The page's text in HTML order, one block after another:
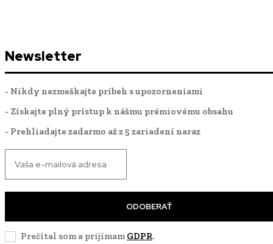
Newsletter
- Nikdy nezmeškajte príbeh s upozorneniami
- Získajte plný prístup k nášmu prémiovému obsahu
- Prehliadajte zadarmo až z 5 zariadení naraz
ODOBERAŤ
Prečítal som a prijímam GDPR.